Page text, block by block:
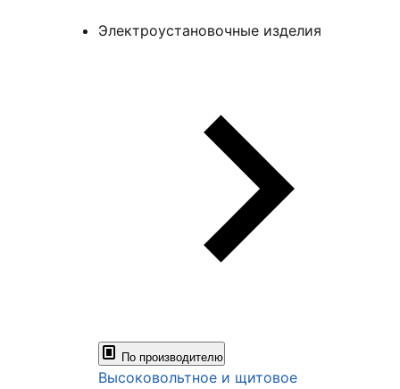
Электроустановочные изделия
По производителю
Высоковольтное и щитовое